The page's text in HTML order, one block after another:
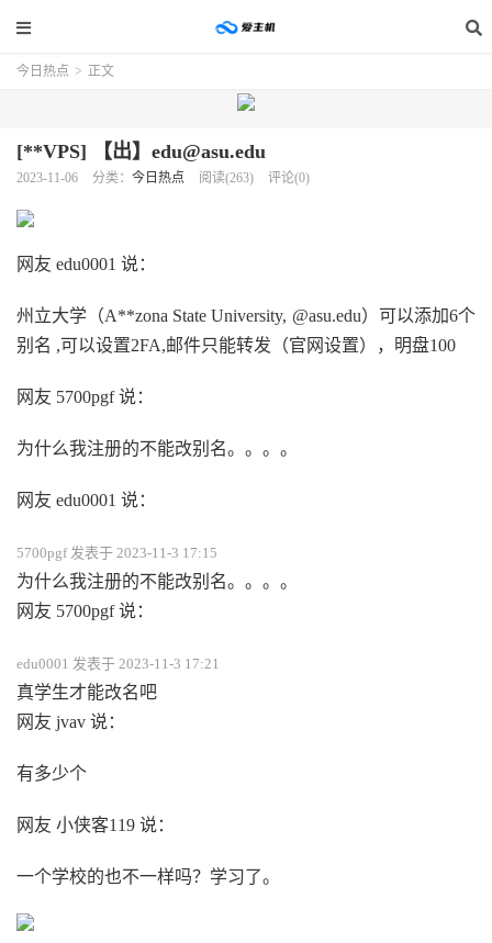
今日热点 > 正文
[**VPS] 【出】edu@asu.edu
2023-11-06 分类： 今日热点 阅读(263) 评论(0)
网友 edu0001 说：
州立大学（A**zona State University, @asu.edu）可以添加6个
别名 ,可以设置2FA,邮件只能转发（官网设置），明盘100
网友 5700pgf 说：
为什么我注册的不能改别名。。。。
网友 edu0001 说：
5700pgf 发表于 2023-11-3 17:15
为什么我注册的不能改别名。。。。
网友 5700pgf 说：
edu0001 发表于 2023-11-3 17:21
真学生才能改名吧
网友 jvav 说：
有多少个
网友 小侠客119 说：
一个学校的也不一样吗？学习了。